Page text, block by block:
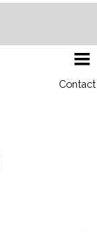
Contact